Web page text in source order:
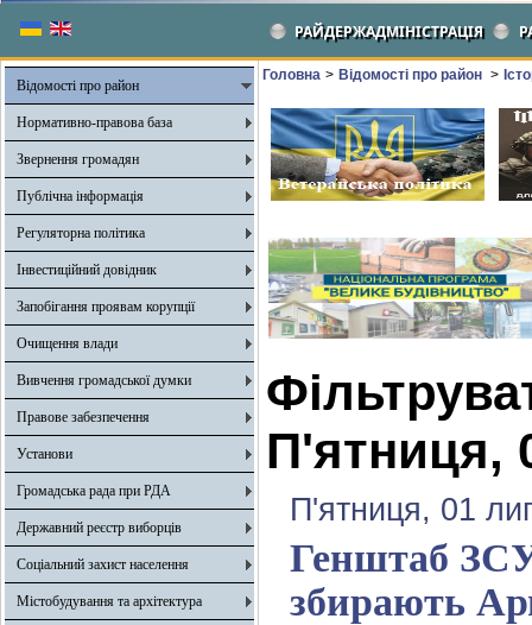
РАЙДЕРЖАДМІНІСТРАЦІЯ
Відомості про район
Нормативно-правова база
Звернення громадян
Публічна інформація
Регуляторна політика
Інвестиційний довідник
Запобігання проявам корупції
Очищення влади
Вивчення громадської думки
Правове забезпечення
Установи
Громадська рада при РДА
Державний реєстр виборців
Соціальний захист населення
Містобудування та архітектура
Головна > Відомості про район >
П'ятниця,
П'ятниця, 01
Генштаб
збирають